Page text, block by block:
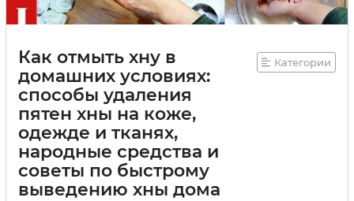
Как отмыть хну в
домашних условиях:
способы удаления
пятен хны на коже,
одежде и тканях,
народные средства и
советы по быстрому
выведению хны дома
Категории